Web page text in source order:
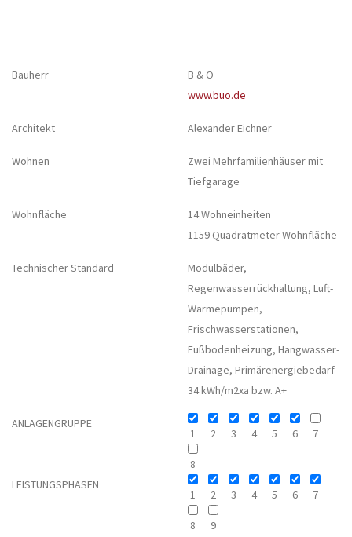
Bauherr
B & O
www.buo.de
Architekt Alexander Eichner
Wohnen
Zwei Mehrfamilienhäuser mit
Tiefgarage
Wohnfläche
14 Wohneinheiten
1159 Quadratmeter Wohnfläche
Technischer Standard
Modulbäder,
Regenwasserrückhaltung, Luft-
Wärmepumpen,
Frischwasserstationen,
Fußbodenheizung, Hangwasser-
Drainage, Primärenergiebedarf
34 kWh/m2xa bzw. A+
ANLAGENGRUPPE
1 2 3 4 5 6 7
8
LEISTUNGSPHASEN
1 2 3 4 5 6 7
8
9